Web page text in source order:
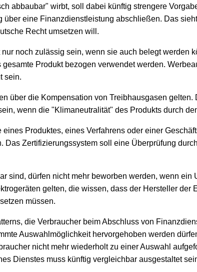
abbaubar" wirbt, soll dabei künftig strengere
eine Finanzdienstleistung abschließen. Das
Recht umsetzen will.
noch zulässig sein, wenn sie auch belegt werden
Produkt bezogen verwendet werden.
sein.
über die Kompensation von Treibhausgasen
wenn die "Klimaneutralität" des Produkts durch
Produktes, eines Verfahrens oder einer
Zertifizierungssystem soll eine Überprüfung
sind, dürfen nicht mehr beworben werden, wenn
gelten, die wissen, dass der Hersteller
müssen.
die Verbraucher beim Abschluss von
Auswahlmöglichkeit hervorgehoben werden
nicht mehr wiederholt zu einer Auswahl
Dienstes muss künftig vergleichbar ausgestaltet